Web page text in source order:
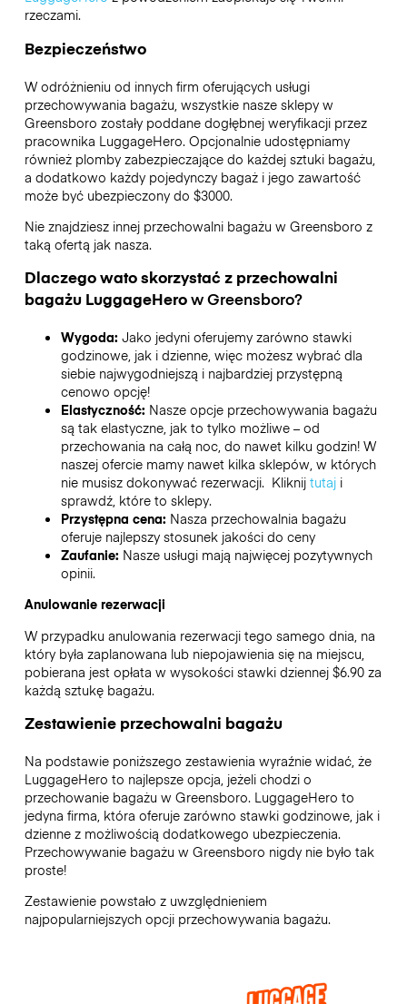
rzeczami.
Bezpieczeństwo
W odróżnieniu od innych firm oferujących usługi
przechowywania bagażu, wszystkie nasze sklepy w
Greensboro zostały poddane dogłębnej weryfikacji przez
pracownika LuggageHero. Opcjonalnie udostępniamy
również plomby zabezpieczające do każdej sztuki bagażu,
a dodatkowo każdy pojedynczy bagaż i jego zawartość
może być ubezpieczony do $3000.
Nie znajdziesz innej przechowalni bagażu w Greensboro z
taką ofertą jak nasza.
Dlaczego wato skorzystać z przechowalni
bagażu LuggageHerowGreensboro?
Wygoda: Jako jedyni oferujemy zarówno stawki
godzinowe, jak i dzienne, więc możesz wybrać dla
siebie najwygodniejszą i najbardziej przystępną
cenowo opcję!
Elastyczność: Nasze opcje przechowywania bagażu
są tak elastyczne, jak to tylko możliwe – od
przechowania na całą noc, do nawet kilku godzin! W
naszej ofercie mamy nawet kilka sklepów, w których
nie musisz dokonywać rezerwacji. Kliknij tutaji
sprawdź, które to sklepy.
Przystępna cena: Nasza przechowalnia bagażu
oferuje najlepszy stosunek jakości do ceny
Zaufanie: Nasze usługi mają najwięcej pozytywnych
opinii.
Anulowanie rezerwacji
W przypadku anulowania rezerwacji tego samego dnia, na
który była zaplanowana lub niepojawienia się na miejscu,
pobierana jest opłata w wysokości stawki dziennej $6.90 za
każdą sztukę bagażu.
Zestawienie przechowalni bagażu
Na podstawie poniższego zestawienia wyraźnie widać, że
LuggageHero to najlepsze opcja, jeżeli chodzi o
przechowanie bagażu w Greensboro. LuggageHero to
jedyna firma, która oferuje zarówno stawki godzinowe, jak i
dzienne z możliwością dodatkowego ubezpieczenia.
Przechowywanie bagażu w Greensboro nigdy nie było tak
proste!
Zestawienie powstało z uwzględnieniem
najpopularniejszych opcji przechowywania bagażu.